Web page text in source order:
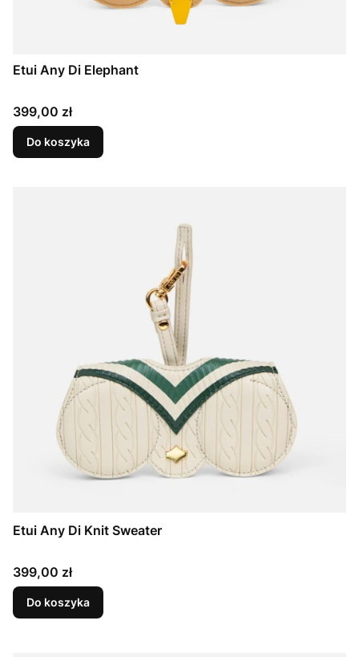
Etui Any Di Elephant
Cena
399,00 zł
Do koszyka
Etui Any Di Knit Sweater
Cena
399,00 zł
Do koszyka